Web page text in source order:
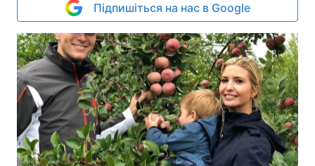
Підпишіться на нас в Google